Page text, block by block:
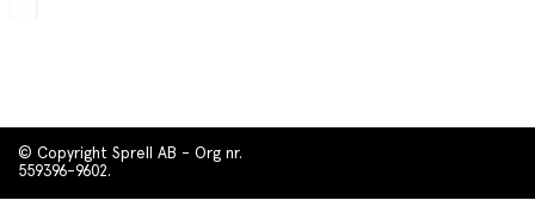
© Copyright Sprell AB - Org nr.
559396-9602.